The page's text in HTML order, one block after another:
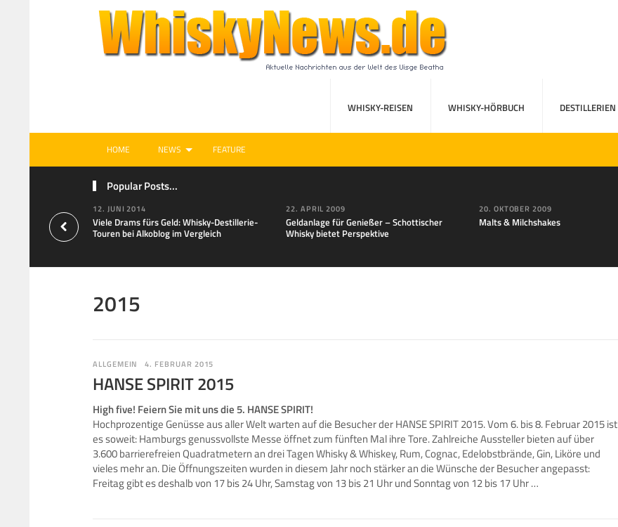
WHISKY-REISEN WHISKY-HÖRBUCH DESTILLERIEN
HOME NEWS FEATURE
Popular Posts...
12. JUNI 2014
Viele Drams fürs Geld: Whisky-Destillerie-
Touren bei Alkoblog im Vergleich
22. APRIL 2009
Geldanlage für Genießer – Schottischer
Whisky bietet Perspektive
20. OKTOBER 2009
Malts & Milchshakes
2015
ALLGEMEIN 4. FEBRUAR 2015
HANSE SPIRIT 2015
High five! Feiern Sie mit uns die 5. HANSE SPIRIT!
Hochprozentige Genüsse aus aller Welt warten auf die Besucher der HANSE SPIRIT 2015. Vom 6. bis 8. Februar 2015 ist
es soweit: Hamburgs genussvollste Messe öffnet zum fünften Mal ihre Tore. Zahlreiche Aussteller bieten auf über
3.600 barrierefreien Quadratmetern an drei Tagen Whisky & Whiskey, Rum, Cognac, Edelobstbrände, Gin, Liköre und
vieles mehr an. Die Öffnungszeiten wurden in diesem Jahr noch stärker an die Wünsche der Besucher angepasst:
Freitag gibt es deshalb von 17 bis 24 Uhr, Samstag von 13 bis 21 Uhr und Sonntag von 12 bis 17 Uhr …